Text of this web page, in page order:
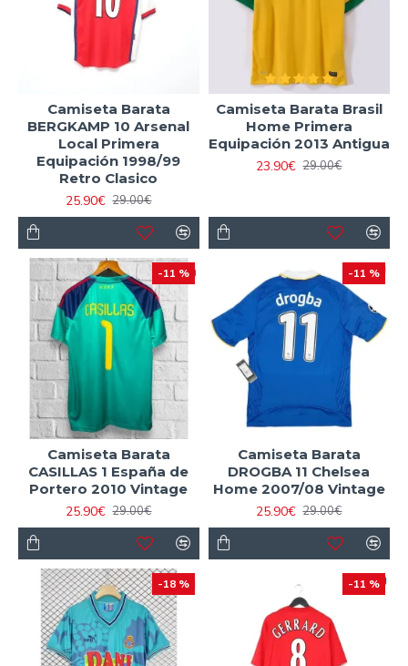
Camiseta Barata
BERGKAMP 10 Arsenal
Local Primera
Equipación 1998/99
Retro Clasico
25.90€ 29.00€
Camiseta Barata Brasil
Home Primera
Equipación 2013 Antigua
23.90€ 29.00€
-11 %
Camiseta Barata
CASILLAS 1 España de
Portero 2010 Vintage
25.90€ 29.00€
-11 %
Camiseta Barata
DROGBA 11 Chelsea
Home 2007/08 Vintage
25.90€ 29.00€
-18 % -11 %